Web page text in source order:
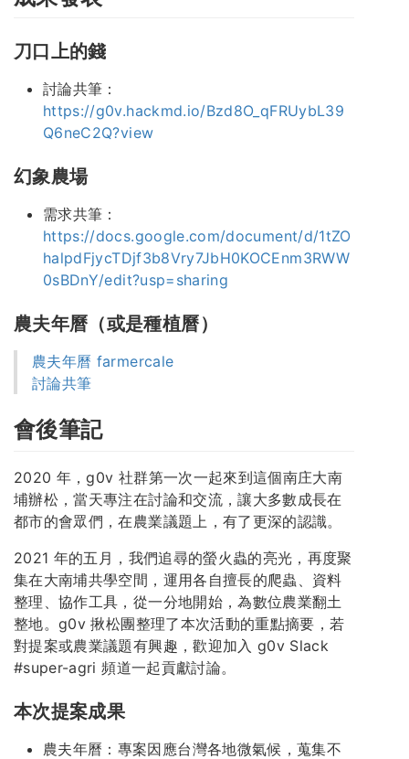
刀口上的錢
討論共筆：
https://g0v.hackmd.io/Bzd8O_qFRUybL39
Q6neC2Q?view
幻象農場
需求共筆：
https://docs.google.com/document/d/1tZO
halpdFjycTDjf3b8Vry7JbH0KOCEnm3RWW
0sBDnY/edit?usp=sharing
農夫年曆（或是種植曆）
農夫年曆 farmercale
討論共筆
會後筆記
2020 年，g0v 社群第一次一起來到這個南庄大南
埔辦松，當天專注在討論和交流，讓大多數成長在
都市的會眾們，在農業議題上，有了更深的認識。
2021 年的五月，我們追尋的螢火蟲的亮光，再度聚
集在大南埔共學空間，運用各自擅長的爬蟲、資料
整理、協作工具，從一分地開始，為數位農業翻土
整地。g0v 揪松團整理了本次活動的重點摘要，若
對提案或農業議題有興趣，歡迎加入 g0v Slack
#super-agri 頻道一起貢獻討論。
本次提案成果
農夫年曆：專案因應台灣各地微氣候，蒐集不